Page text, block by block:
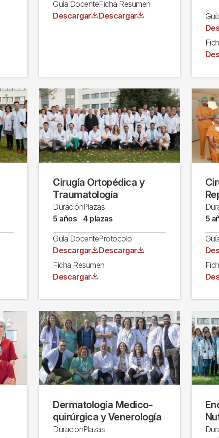
Guía Docente
Archivo
Descargar
Ficha Resumen
Archivo
Descargar
Cirugía Ortopédica y
Traumatología
Duración
5 años
Plazas
4 plazas
Guía Docente
Archivo
Descargar
Protocolo
Archivo
Descargar
Ficha Resumen
Archivo
Descargar
5
Dermatología Medico-
quirúrgica y Venerología
DuraciónPlazas